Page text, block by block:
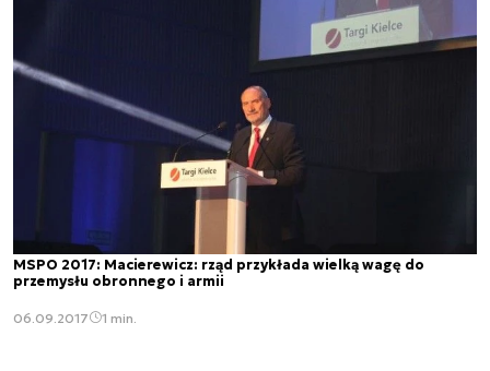
MSPO 2017: Macierewicz: rząd przykłada wielką wagę do
przemysłu obronnego i armii
06.09.2017 1 min.